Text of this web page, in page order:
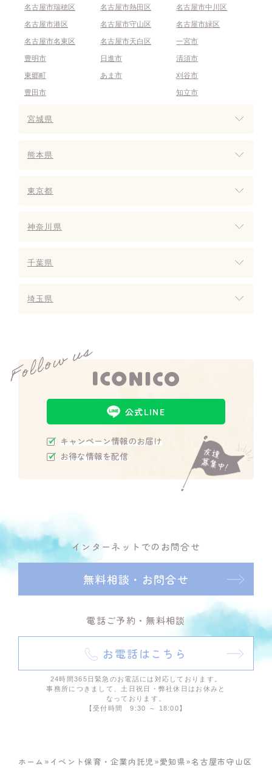
名古屋市瑞穂区
名古屋市熱田区
名古屋市中川区
名古屋市港区
名古屋市守山区
名古屋市緑区
名古屋市名東区
名古屋市天白区
一宮市
豊明市
日進市
清須市
東郷町
あま市
刈谷市
豊田市
知立市
宮城県
熊本県
東京都
神奈川県
千葉県
埼玉県
公式LINE
キャンペーン情報のお届け
お得な情報を配信
インターネットでのお問合せ
無料相談・お問合せ
電話ご予約・無料相談
お電話はこちら
24時間365日緊急のお電話には対応しております。
事務所につきまして、土日祝日・弊社休日はお休みと
なっております。
【受付時間 9:30 ～ 18:00】
ホーム » イベント保育・企業内託児»愛知県»名古屋市守山区